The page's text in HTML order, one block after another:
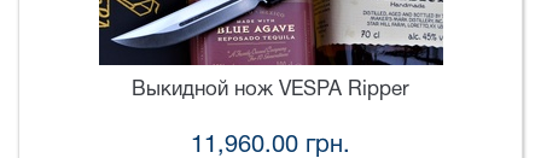
Выкидной нож VESPA Ripper
11,960.00 грн.